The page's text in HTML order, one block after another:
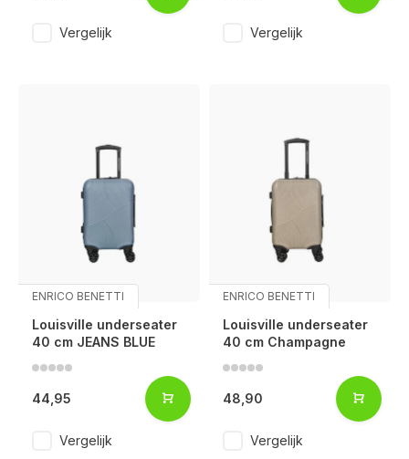
Voor 17:00 besteld, is vandaag verzonden (ma-vr)
Vergelijk Vergelijk
ENRICO BENETTI
Louisville underseater
40 cm JEANS BLUE
44,95
Vergelijk
ENRICO BENETTI
Louisville underseater
40 cm Champagne
48,90
Vergelijk